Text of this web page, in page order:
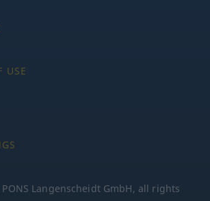
USE
Langenscheidt GmbH, all rights